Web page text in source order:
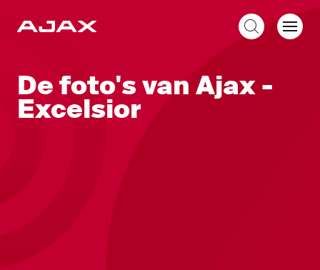
De foto's van Ajax -
Excelsior